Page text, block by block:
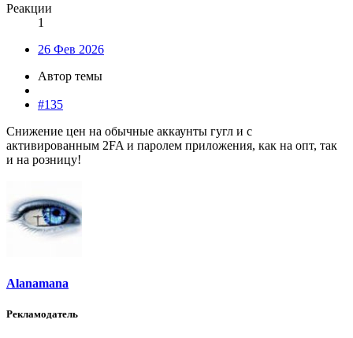
Реакции
1
26 Фев 2026
Автор темы
#135
Снижение цен на обычные аккаунты гугл и с
активированным 2FA и паролем приложения, как на опт, так
и на розницу!
Alanamana
Рекламодатель